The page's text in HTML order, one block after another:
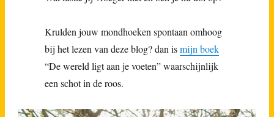
Krulden jouw mondhoeken spontaan omhoog
bij het lezen van deze blog? dan ismijn boek
“De wereld ligt aan je voeten” waarschijnlijk
een schot in de roos.